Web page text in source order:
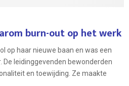
burn-out op het werk
op haar nieuwe baan en was een
leidinggevenden bewonderden
en toewijding. Ze maakte